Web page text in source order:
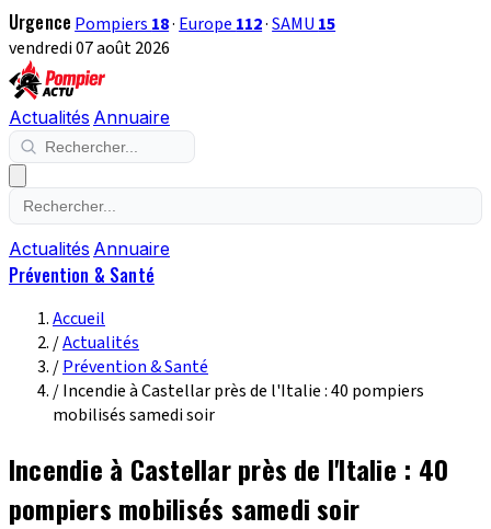
Urgence Pompiers 18· Europe 112·SAMU 15
vendredi 07 août 2026
Actualités Annuaire
Actualités Annuaire
Prévention & Santé
Accueil
/Actualités
/Prévention & Santé
/Incendie à Castellar près de l'Italie : 40 pompiers
mobilisés samedi soir
Incendie à Castellar près de l'Italie : 40
pompiers mobilisés samedi soir